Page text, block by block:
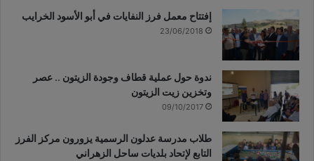
إفتتاح معمل فرز النفايات في أبو الأسود الخرايب
23/06/2018
ندوة حول عملية قطاف وجودة الزيتون .. عصر
وتخزين زيت الزيتون
09/10/2017
طلاب مدرسة عدلون الرسمية يزورون مركز الفرز
التابع لإتحاد بلديات ساحل الزهراني